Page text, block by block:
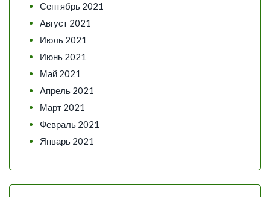
Сентябрь 2021
Август 2021
Июль 2021
Июнь 2021
Май 2021
Апрель 2021
Март 2021
Февраль 2021
Январь 2021